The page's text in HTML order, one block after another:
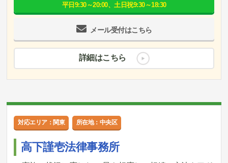
メール受付はこちら
平日9:30～20:00、土日祝9:30～18:30
詳細はこちら
対応エリア：関東 所在地：中央区
高下謹壱法律事務所